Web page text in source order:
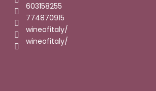
603158255
774870915
wineofitaly/
wineofitaly/